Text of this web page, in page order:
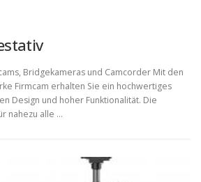
Bridgekameras und Camcorder Mit den
Firmcam erhalten Sie ein hochwertiges
Design und hoher Funktionalität. Die
nahezu alle …